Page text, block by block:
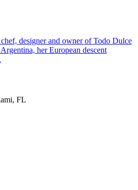
designer and owner of Todo Dulce
her European descent
FL